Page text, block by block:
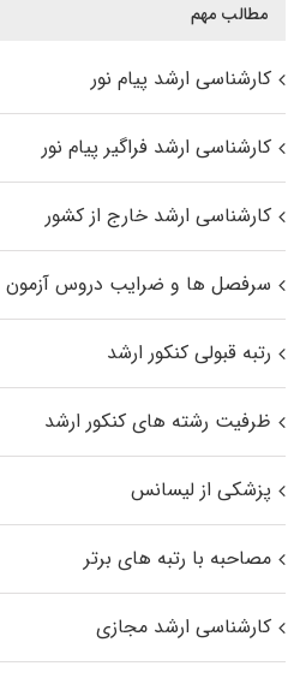
مطالب مهم
کارشناسی ارشد پیام نور
کارشناسی ارشد فراگیر پیام نور
کارشناسی ارشد خارج از کشور
سرفصل ها و ضرایب دروس آزمون
رتبه قبولی کنکور ارشد
ظرفیت رشته های کنکور ارشد
پزشکی از لیسانس
مصاحبه با رتبه های برتر
کارشناسی ارشد مجازی